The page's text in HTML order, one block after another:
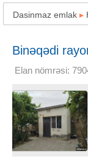
Dasinmaz emlak ▸
Binəqədi
400 m²
Elan nömrəsi: